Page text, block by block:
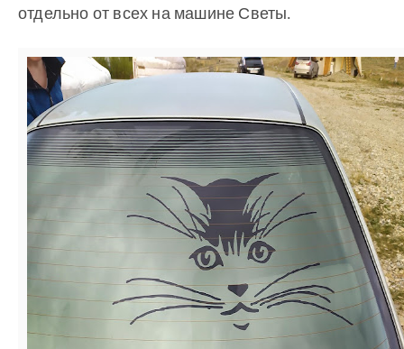
отдельно от всех на машине Светы.